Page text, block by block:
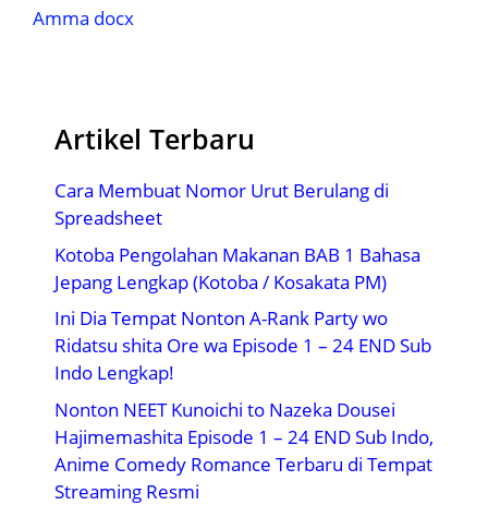
Amma docx
Artikel Terbaru
Cara Membuat Nomor Urut Berulang di
Spreadsheet
Kotoba Pengolahan Makanan BAB 1 Bahasa
Jepang Lengkap (Kotoba / Kosakata PM)
Ini Dia Tempat Nonton A-Rank Party wo
Ridatsu shita Ore wa Episode 1 – 24 END Sub
Indo Lengkap!
Nonton NEET Kunoichi to Nazeka Dousei
Hajimemashita Episode 1 – 24 END Sub Indo,
Anime Comedy Romance Terbaru di Tempat
Streaming Resmi